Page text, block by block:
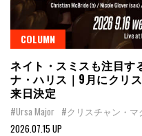
COLUMN
ネイト・スミスも注目す
ナ・ハリス｜9月にクリ
来日決定
#Ursa Major #クリスチャン・マ
2026.07.15 UP